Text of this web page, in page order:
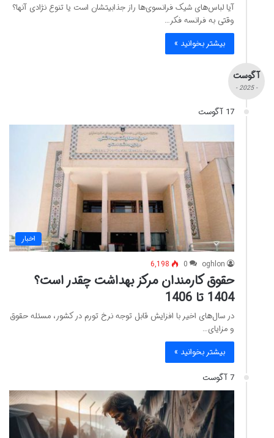
آیا لباس‌های شیک فرانسوی‌ها راز جذابیتشان است یا تنوع نژادی آنها؟
وقتی به فرانسه فکر…
بیشتر بخوانید »
آگوست
- 2025 -
17 آگوست
اخبار
oghlon
0
6,198
حقوق کارمندان مرکز بهداشت چقدر است؟
1404 تا 1406
در سال‌های اخیر با افزایش قابل توجه نرخ تورم در کشور، مسئله حقوق
و مزایای…
بیشتر بخوانید »
7 آگوست